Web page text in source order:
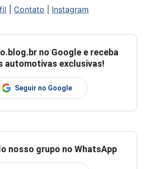
Contato Instagram
no Google e receba
automotivas exclusivas!
Seguir no Google
nosso grupo no WhatsApp